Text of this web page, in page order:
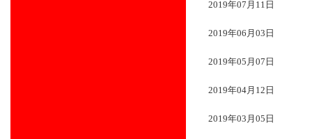
2019年07月11日
2019年06月03日
2019年05月07日
2019年04月12日
2019年03月05日